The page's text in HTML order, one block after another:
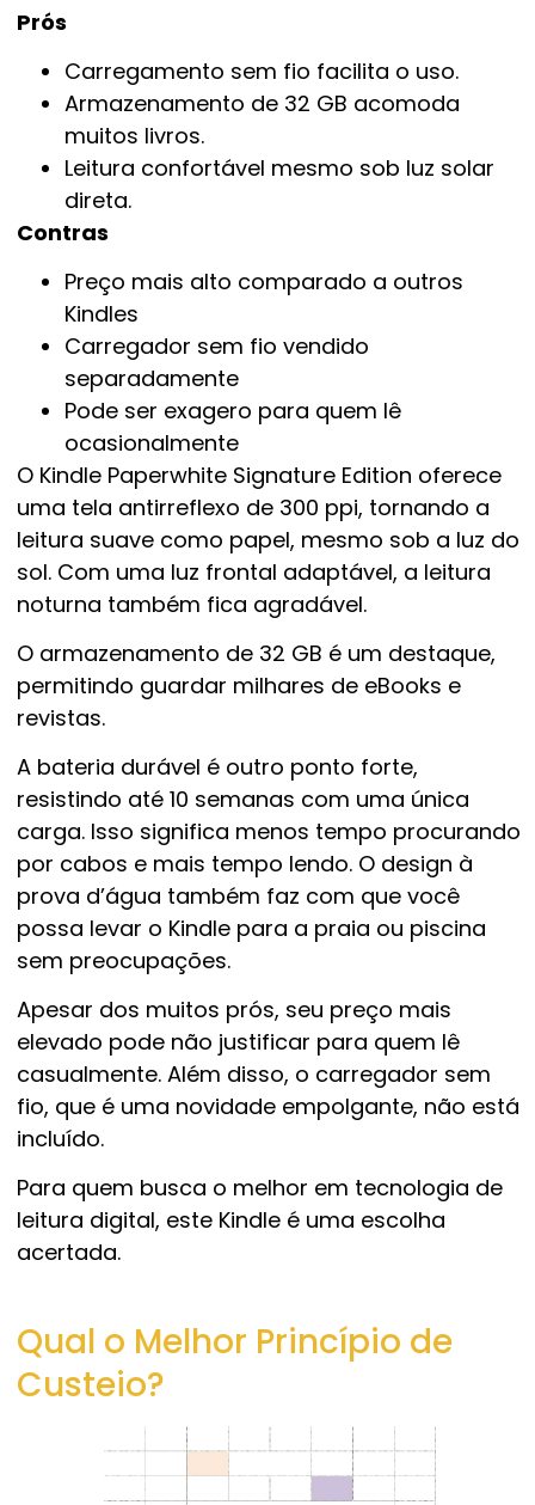
Prós
Carregamento sem fio facilita o uso.
Armazenamento de 32 GB acomoda
muitos livros.
Leitura confortável mesmo sob luz solar
direta.
Contras
Preço mais alto comparado a outros
Kindles
Carregador sem fio vendido
separadamente
Pode ser exagero para quem lê
ocasionalmente
O Kindle Paperwhite Signature Edition oferece
uma tela antirreflexo de 300 ppi, tornando a
leitura suave como papel, mesmo sob a luz do
sol. Com uma luz frontal adaptável, a leitura
noturna também fica agradável.
O armazenamento de 32 GB é um destaque,
permitindo guardar milhares de eBooks e
revistas.
A bateria durável é outro ponto forte,
resistindo até 10 semanas com uma única
carga. Isso significa menos tempo procurando
por cabos e mais tempo lendo. O design à
prova d’água também faz com que você
possa levar o Kindle para a praia ou piscina
sem preocupações.
Apesar dos muitos prós, seu preço mais
elevado pode não justificar para quem lê
casualmente. Além disso, o carregador sem
fio, que é uma novidade empolgante, não está
incluído.
Para quem busca o melhor em tecnologia de
leitura digital, este Kindle é uma escolha
acertada.
Qual o Melhor Princípio de
Custeio?